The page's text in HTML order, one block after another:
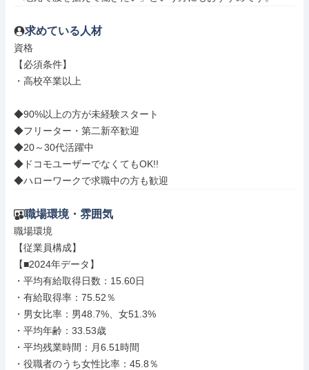
求めている人材
資格
【必須条件】
・高校卒業以上
◆90%以上の方が未経験スタート
◆フリーター・第二新卒歓迎
◆20～30代活躍中
◆ドコモユーザーでなくてもOK!!
◆ハローワークで求職中の方も歓迎
職場環境・雰囲気
職場環境
【従業員構成】
【■2024年データ】
・平均有給取得日数：15.60日
・有給取得率：75.52％
・男女比率：男48.7%、女51.3%
・平均年齢：33.53歳
・平均残業時間：月6.51時間
・役職者のうち女性比率：45.8％